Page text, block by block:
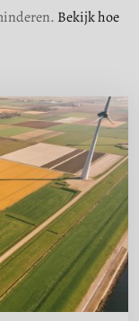
Bekijk hoe